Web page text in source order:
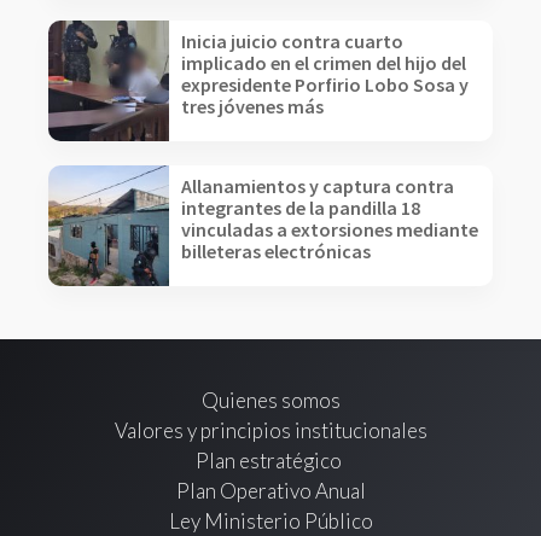
Inicia juicio contra cuarto
implicado en el crimen del hijo del
expresidente Porfirio Lobo Sosa y
tres jóvenes más
Allanamientos y captura contra
integrantes de la pandilla 18
vinculadas a extorsiones mediante
billeteras electrónicas
Quienes somos
Valores y principios institucionales
Plan estratégico
Plan Operativo Anual
Ley Ministerio Público